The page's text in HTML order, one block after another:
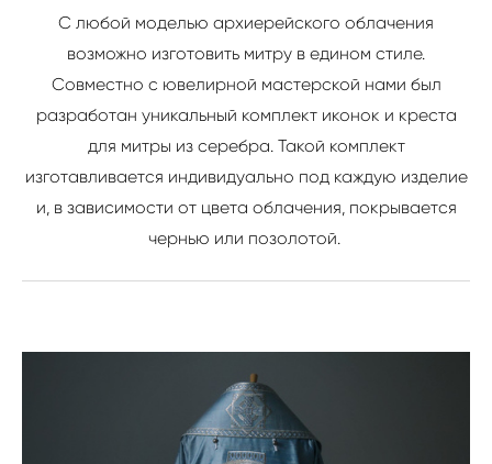
С любой моделью архиерейского облачения
возможно изготовить митру в едином стиле.
Совместно с ювелирной мастерской нами был
разработан уникальный комплект иконок и креста
для митры из серебра. Такой комплект
изготавливается индивидуально под каждую изделие
и, в зависимости от цвета облачения, покрывается
чернью или позолотой.